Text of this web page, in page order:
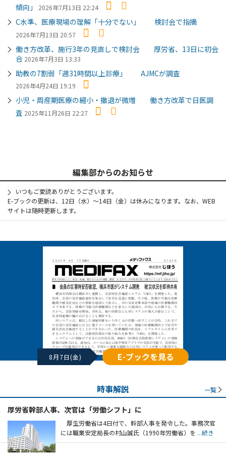
傾向」
2026年7月13日 22:24
C水準、医療現場の理解「十分でない」 検討会で指摘
2026年7月13日 20:57
働き方改革、施行3年の見直しで検討会 厚労省、13日に初会
合 2026年7月3日 13:33
助教の7割弱「週31時間以上診療」 AJMCが調査
2026年4月24日 19:19
小児・周産期医療の縮小・撤退が微増 働き方改革で日医調
査 2025年11月26日 22:27
編集部からのお知らせ
いつもご愛読ありがとうございます。
E-ブックの更新は、12日（水）～14日（金）は休みになります。なお、WEB
サイトは随時更新します。
8月7日(金) E-ブックを見る
時事解説 一覧
厚労省幹部人事、次官は「労働シフト」に
厚生労働省は4日付で、幹部人事を発令した。事務次官
には職業安定局長の村山誠氏（1990年労働省）を ...続き